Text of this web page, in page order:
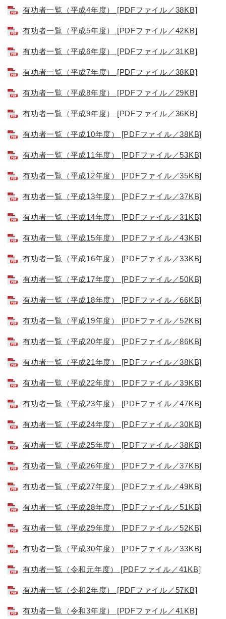
有功者一覧（平成4年度） [PDFファイル／38KB]
有功者一覧（平成5年度） [PDFファイル／42KB]
有功者一覧（平成6年度） [PDFファイル／31KB]
有功者一覧（平成7年度） [PDFファイル／38KB]
有功者一覧（平成8年度） [PDFファイル／29KB]
有功者一覧（平成9年度） [PDFファイル／36KB]
有功者一覧（平成10年度） [PDFファイル／38KB]
有功者一覧（平成11年度） [PDFファイル／53KB]
有功者一覧（平成12年度） [PDFファイル／35KB]
有功者一覧（平成13年度） [PDFファイル／37KB]
有功者一覧（平成14年度） [PDFファイル／31KB]
有功者一覧（平成15年度） [PDFファイル／43KB]
有功者一覧（平成16年度） [PDFファイル／33KB]
有功者一覧（平成17年度） [PDFファイル／50KB]
有功者一覧（平成18年度） [PDFファイル／66KB]
有功者一覧（平成19年度） [PDFファイル／52KB]
有功者一覧（平成20年度） [PDFファイル／86KB]
有功者一覧（平成21年度） [PDFファイル／38KB]
有功者一覧（平成22年度） [PDFファイル／39KB]
有功者一覧（平成23年度） [PDFファイル／47KB]
有功者一覧（平成24年度） [PDFファイル／30KB]
有功者一覧（平成25年度） [PDFファイル／38KB]
有功者一覧（平成26年度） [PDFファイル／37KB]
有功者一覧（平成27年度） [PDFファイル／49KB]
有功者一覧（平成28年度） [PDFファイル／51KB]
有功者一覧（平成29年度） [PDFファイル／52KB]
有功者一覧（平成30年度） [PDFファイル／33KB]
有功者一覧（令和元年度） [PDFファイル／41KB]
有功者一覧（令和2年度） [PDFファイル／57KB]
有功者一覧（令和3年度） [PDFファイル／41KB]